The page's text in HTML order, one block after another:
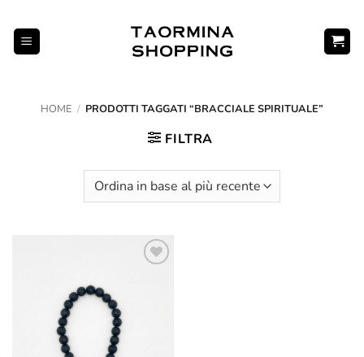
contenuti
HOME / PRODOTTI TAGGATI “BRACCIALE SPIRITUALE”
FILTRA